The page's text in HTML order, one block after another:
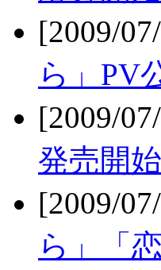
[2009/
ら」PV
[2009/
発売開
[2009/
ら」「